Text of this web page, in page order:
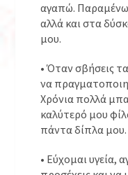
αγαπώ. Παραμένω
αλλά και στα
μου.
• Όταν σβήσεις
να
Χρόνια πολλά
καλύτερό μου
πάντα δίπλα μου.
• Εύχομαι υγεία,